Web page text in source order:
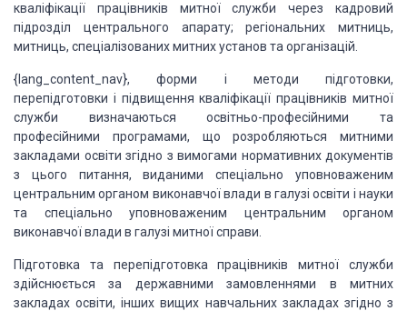
кваліфікації працівників митної служби через кадровий
підрозділ центрального апарату; регіональних митниць,
митниць, спеціалізованих митних установ та організацій.
{lang_content_nav}, форми і методи підготовки,
перепідготовки і підвищення кваліфікації працівників митної
служби визначаються освітньо-професійними та
професійними програмами, що розробляються митними
закладами освіти згідно з вимогами нормативних документів
з цього питання, виданими спеціально уповноваженим
центральним органом виконавчої влади в галузі освіти і науки
та спеціально уповноваженим центральним органом
виконавчої влади в галузі митної справи.
Підготовка та перепідготовка працівників митної служби
здійснюється за державними замовленнями в митних
закладах освіти, інших вищих навчальних закладах згідно з